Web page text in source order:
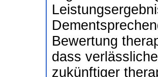
Bewertung
dass
zukünftiger